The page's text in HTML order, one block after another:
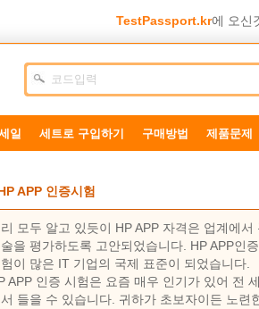
TestPassport.kr에 오신
일 세트로 구입하기 구매방법 제품문제
APP 인증시험
모두 알고 있듯이 HP APP 자격은 업계에
을 평가하도록 고안되었습니다. HP APP인
이 많은 IT 기업의 국제 표준이 되었습니다.
APP 인증 시험은 요즘 매우 인기가 있어 전
들을 수 있습니다. 귀하가 초보자이든 노